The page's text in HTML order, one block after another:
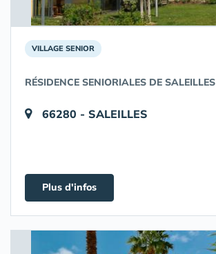
VILLAGE SENIOR
RÉSIDENCE SENIORIALES DE SALEILLES
66280 - SALEILLES
Plus d'infos